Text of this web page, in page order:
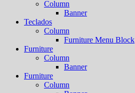
Column
Banner
Teclados
Column
Furniture Menu Block
Furniture
Column
Banner
Furniture
Column